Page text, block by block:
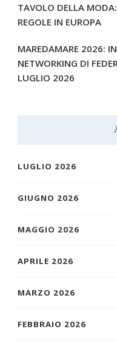
TAVOLO DELLA
REGOLE IN EUROPA
MAREDAMARE 2026:
NETWORKING DI
LUGLIO 2026
LUGLIO 2026
GIUGNO 2026
MAGGIO 2026
APRILE 2026
MARZO 2026
FEBBRAIO 2026